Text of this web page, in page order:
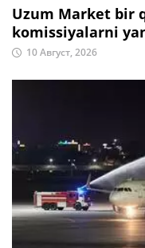
Uzum Market bir
komissiyalarni
10 Август, 2026